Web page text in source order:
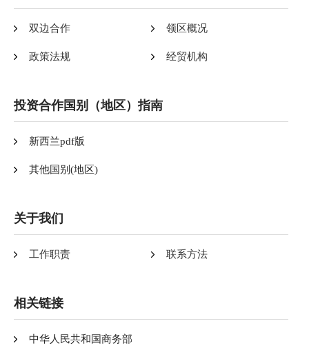
双边合作 领区概况
政策法规 经贸机构
投资合作国别（地区）指南
新西兰pdf版
其他国别(地区)
关于我们
工作职责 联系方法
相关链接
中华人民共和国商务部